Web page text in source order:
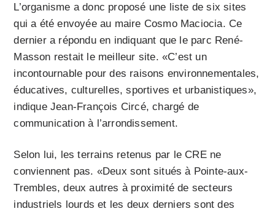
L’organisme a donc proposé une liste de six sites
qui a été envoyée au maire Cosmo Maciocia. Ce
dernier a répondu en indiquant que le parc René-
Masson restait le meilleur site. «C’est un
incontournable pour des raisons environnementales,
éducatives, culturelles, sportives et urbanistiques»,
indique Jean-François Circé, chargé de
communication à l’arrondissement.
Selon lui, les terrains retenus par le CRE ne
conviennent pas. «Deux sont situés à Pointe-aux-
Trembles, deux autres à proximité de secteurs
industriels lourds et les deux derniers sont des